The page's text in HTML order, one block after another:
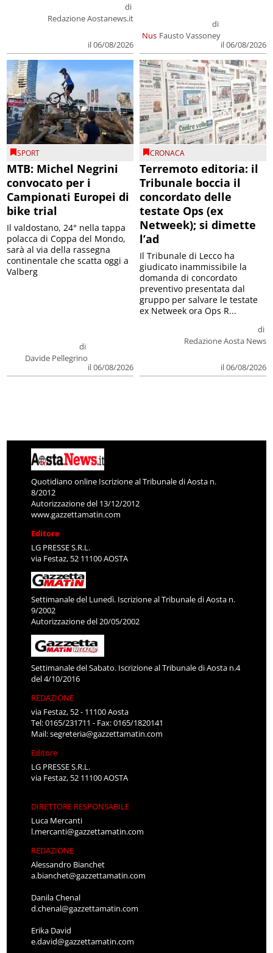
di
Redazione Aostanews.it
il 06/08/2026
Nus
di
Fausto Vassoney
il 06/08/2026
SPORT
MTB: Michel Negrini
convocato per i
Campionati Europei di
bike trial
di
Davide Pellegrino
il 06/08/2026
Il valdostano, 24° nella tappa
polacca di Coppa del Mondo,
sarà al via della rassegna
continentale che scatta oggi a
Valberg
CRONACA
Terremoto editoria: il
Tribunale boccia il
concordato delle
testate Ops (ex
Netweek); si dimette
l’ad
di
Redazione Aosta News
il 06/08/2026
Il Tribunale di Lecco ha
giudicato inammissibile la
domanda di concordato
preventivo presentata dal
gruppo per salvare le testate
ex Netweek ora Ops R...
Quotidiano online Iscrizione al Tribunale di Aosta n.
8/2012
Autorizzazione del 13/12/2012
www.gazzettamatin.com
Editore
LG PRESSE S.R.L.
via Festaz, 52 11100 AOSTA
Settimanale del Lunedì. Iscrizione al Tribunale di Aosta n.
9/2002
Autorizzazione del 20/05/2002
Settimanale del Sabato. Iscrizione al Tribunale di Aosta n.4
del 4/10/2016
REDAZIONE
via Festaz, 52 - 11100 Aosta
Tel: 0165/231711 - Fax: 0165/1820141
Mail:segreteria@gazzettamatin.com
Editore
LG PRESSE S.R.L.
via Festaz, 52 11100 AOSTA
DIRETTORE RESPONSABILE
Luca Mercanti
l.mercanti@gazzettamatin.com
REDAZIONE
Alessandro Bianchet
a.bianchet@gazzettamatin.com
Danila Chenal
d.chenal@gazzettamatin.com
Erika David
e.david@gazzettamatin.com